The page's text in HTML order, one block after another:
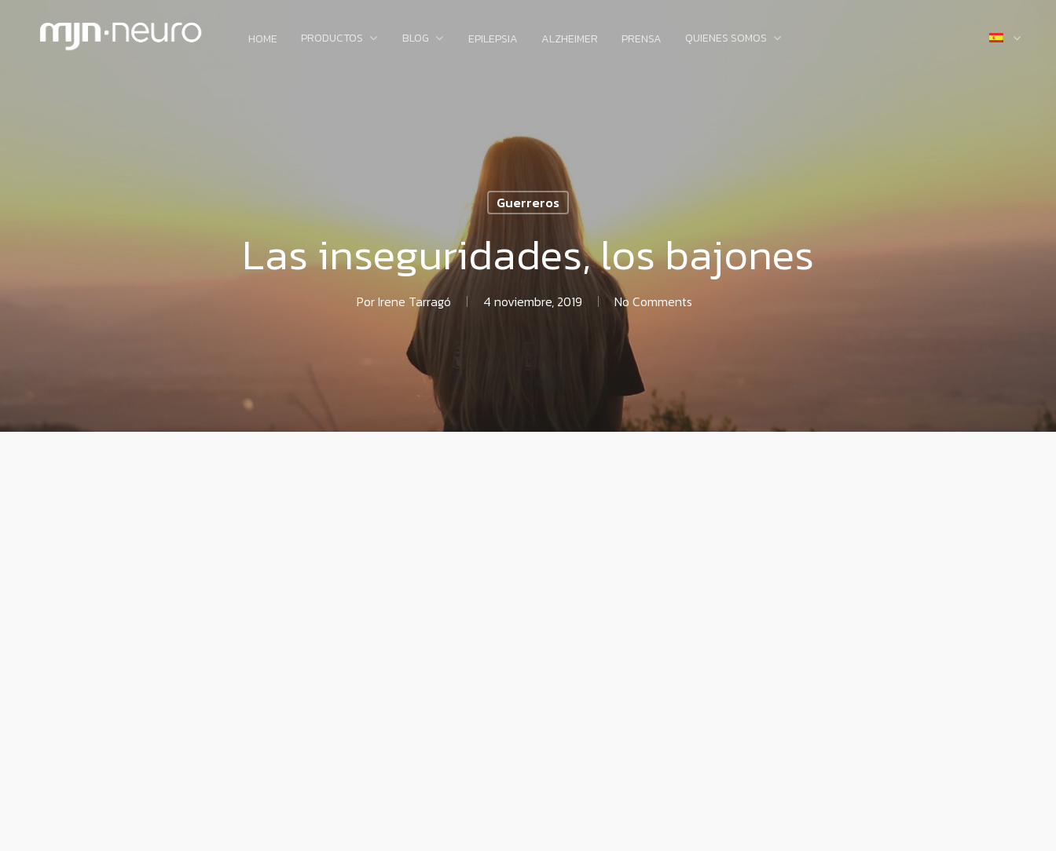
HOME PRODUCTOS BLOG EPILEPSIA ALZHEIMER PRENSA QUIENES SOMOS
Guerreros
Las inseguridades, los bajones
PorIrene Tarragó 4 noviembre, 2019 No Comments